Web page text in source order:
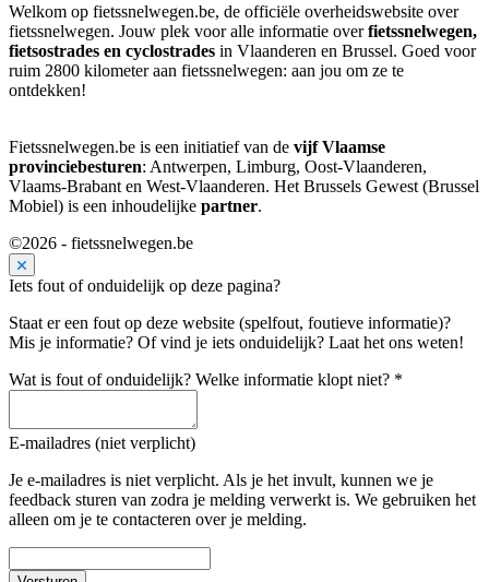
Welkom op fietssnelwegen.be, de officiële overheidswebsite over
fietssnelwegen. Jouw plek voor alle informatie overfietssnelwegen,
fietsostrades en cyclostrades in Vlaanderen en Brussel. Goed voor
ruim 2800 kilometer aan fietssnelwegen: aan jou om ze te
ontdekken!
Fietssnelwegen.be is een initiatief van de vijf Vlaamse
provinciebesturen: Antwerpen, Limburg, Oost-Vlaanderen,
Vlaams-Brabant en West-Vlaanderen. Het Brussels Gewest (Brussel
Mobiel) is een inhoudelijke partner.
©2026 - fietssnelwegen.be
Iets fout of onduidelijk op deze pagina?
Staat er een fout op deze website (spelfout, foutieve informatie)?
Mis je informatie? Of vind je iets onduidelijk? Laat het ons weten!
Wat is fout of onduidelijk? Welke informatie klopt niet? *
E-mailadres (niet verplicht)
Je e-mailadres is niet verplicht. Als je het invult, kunnen we je
feedback sturen van zodra je melding verwerkt is. We gebruiken het
alleen om je te contacteren over je melding.